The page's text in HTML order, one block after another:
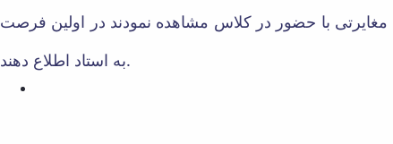
استفاده نموده و چنانچه مغایرتی با حضور در کلاس مشاهده نمودند در اولین فرصت
به استاد اطلاع دهند.